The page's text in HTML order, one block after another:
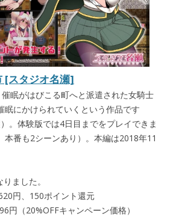
[スタジオ名瀬]
眠がはびこる町へと派遣された女騎士
眠にかけられていくという作品です
）。体験版では4日目までをプレイできま
本番も2シーンあり）。本編は2018年11
ました。
円、150ポイント還元
円（20%OFFキャンペーン価格）